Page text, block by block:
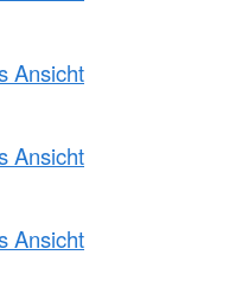
Ansicht
Ansicht
Ansicht